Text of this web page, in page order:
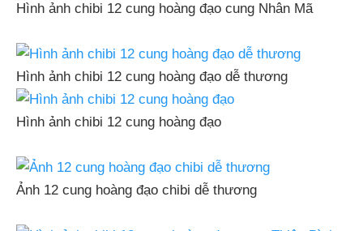
Hình ảnh chibi 12 cung hoàng đạo cung Nhân Mã
Hình ảnh chibi 12 cung hoàng đạo dễ thương
Hình ảnh chibi 12 cung hoàng đạo
Ảnh 12 cung hoàng đạo chibi dễ thương